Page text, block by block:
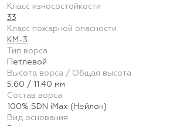
Класс износостойкости
33
Класс пожарной опасности
КМ-3
Тип ворса
Петлевой
Высота ворса / Общая высота
5.60 / 11.40 мм
Состав ворса
100% SDN iMax (Нейлон)
Вид основания